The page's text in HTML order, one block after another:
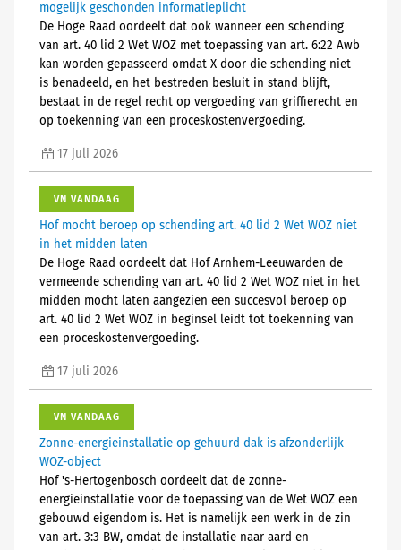
mogelijk geschonden informatieplicht
De Hoge Raad oordeelt dat ook wanneer een schending
van art. 40 lid 2 Wet WOZ met toepassing van art. 6:22 Awb
kan worden gepasseerd omdat X door die schending niet
is benadeeld, en het bestreden besluit in stand blijft,
bestaat in de regel recht op vergoeding van griffierecht en
op toekenning van een proceskostenvergoeding.
17 juli 2026
VN VANDAAG
Hof mocht beroep op schending art. 40 lid 2 Wet WOZ niet
in het midden laten
De Hoge Raad oordeelt dat Hof Arnhem-Leeuwarden de
vermeende schending van art. 40 lid 2 Wet WOZ niet in het
midden mocht laten aangezien een succesvol beroep op
art. 40 lid 2 Wet WOZ in beginsel leidt tot toekenning van
een proceskostenvergoeding.
17 juli 2026
VN VANDAAG
Zonne-energieinstallatie op gehuurd dak is afzonderlijk
WOZ-object
Hof 's-Hertogenbosch oordeelt dat de zonne-
energieinstallatie voor de toepassing van de Wet WOZ een
gebouwd eigendom is. Het is namelijk een werk in de zin
van art. 3:3 BW, omdat de installatie naar aard en